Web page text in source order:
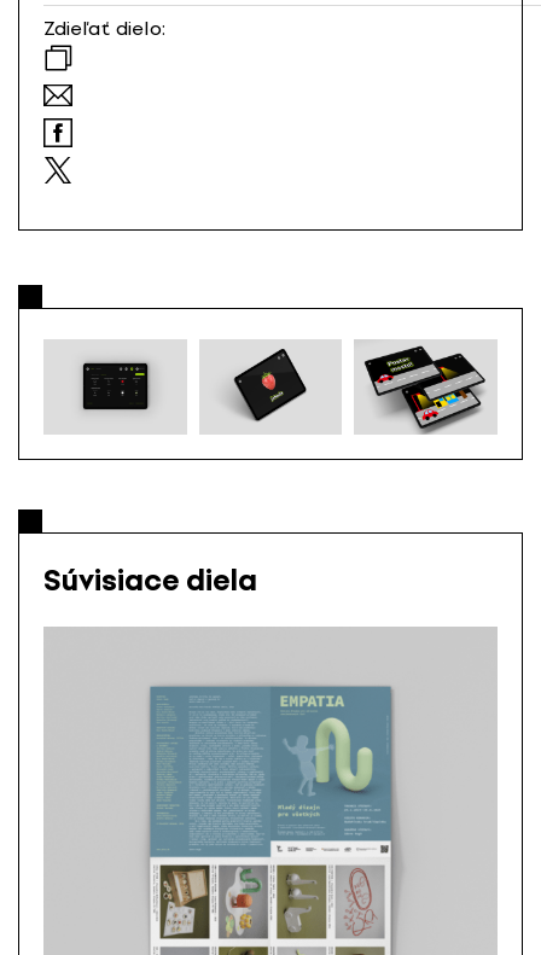
Zdieľať dielo:
Súvisiace diela